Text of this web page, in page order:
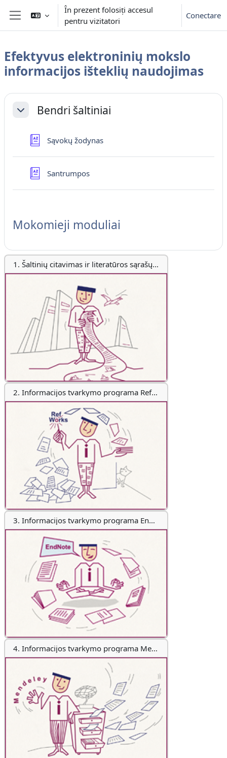
Sari la conţinutul principal
Panou lateral
În prezent folosiți accesul
pentru vizitatori
Conectare
Efektyvus elektroninių mokslo
informacijos išteklių naudojimas
Contur secțiune
DeruleazăBendri šaltiniai
Sąvokų žodynasGlosar
SantrumposGlosar
Mokomieji moduliai
1. Šaltinių citavimas ir literatūros sąrašų sudarymas
2. Informacijos tvarkymo programa RefWorks
3. Informacijos tvarkymo programa EndNote Online
4. Informacijos tvarkymo programa Mendeley